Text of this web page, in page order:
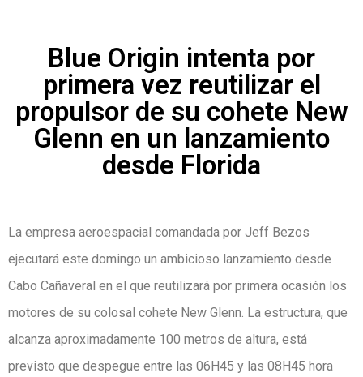
Blue Origin intenta por
primera vez reutilizar el
propulsor de su cohete New
Glenn en un lanzamiento
desde Florida
La empresa aeroespacial comandada por Jeff Bezos
ejecutará este domingo un ambicioso lanzamiento desde
Cabo Cañaveral en el que reutilizará por primera ocasión los
motores de su colosal cohete New Glenn. La estructura, que
alcanza aproximadamente 100 metros de altura, está
previsto que despegue entre las 06H45 y las 08H45 hora